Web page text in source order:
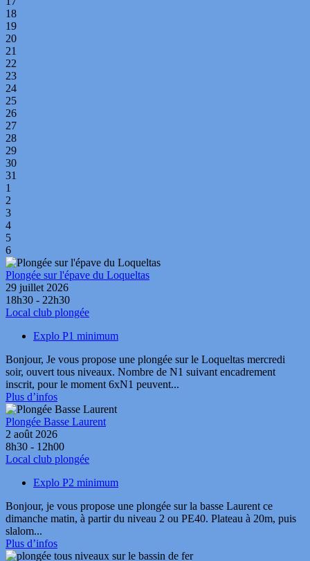
18
19
20
21
22
23
24
25
26
27
28
29
30
31
1
2
3
4
5
6
Plongée sur l'épave du Loqueltas
29 juillet 2026
18h30 - 22h30
Local club plongée
Explo P1 minimum
Bonjour, Je vous propose une plongée sur le Loqueltas mercredi
soir, ouvert tous niveaux. Nombre de N1 suivant encadrement
inscrit, pour le moment 6xN1 peuvent...
Plus d’infos
Plongée Basse Laurent
2 août 2026
8h30 - 12h00
Local club plongée
Explo P2 minimum
Bonjour, je vous propose une plongée sur la basse Laurent ce
dimanche matin, à partir du niveau 2 ou PE40. Plateau à 20m, puis
slalom...
Plus d’infos